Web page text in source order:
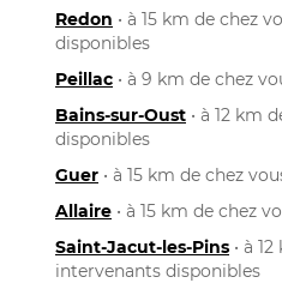
Redon • à 15 km de chez
disponibles
Peillac • à 9 km de chez
Bains-sur-Oust • à 12 km
disponibles
Guer • à 15 km de chez
Allaire • à 15 km de chez
Saint-Jacut-les-Pins • à
intervenants disponibles